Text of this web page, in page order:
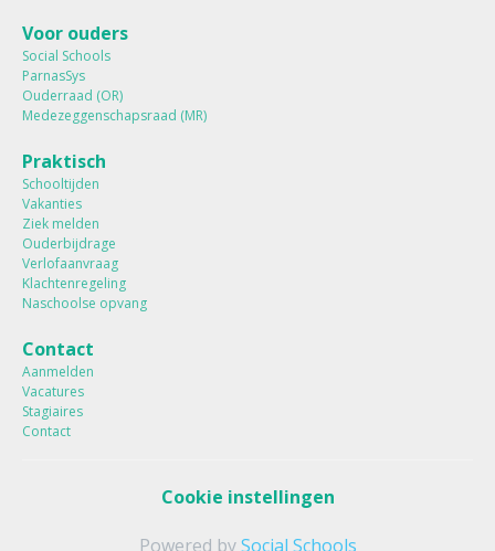
Voor ouders
Social Schools
ParnasSys
Ouderraad (OR)
Medezeggenschapsraad (MR)
Praktisch
Schooltijden
Vakanties
Ziek melden
Ouderbijdrage
Verlofaanvraag
Klachtenregeling
Naschoolse opvang
Contact
Aanmelden
Vacatures
Stagiaires
Contact
Cookie instellingen
Powered bySocial Schools